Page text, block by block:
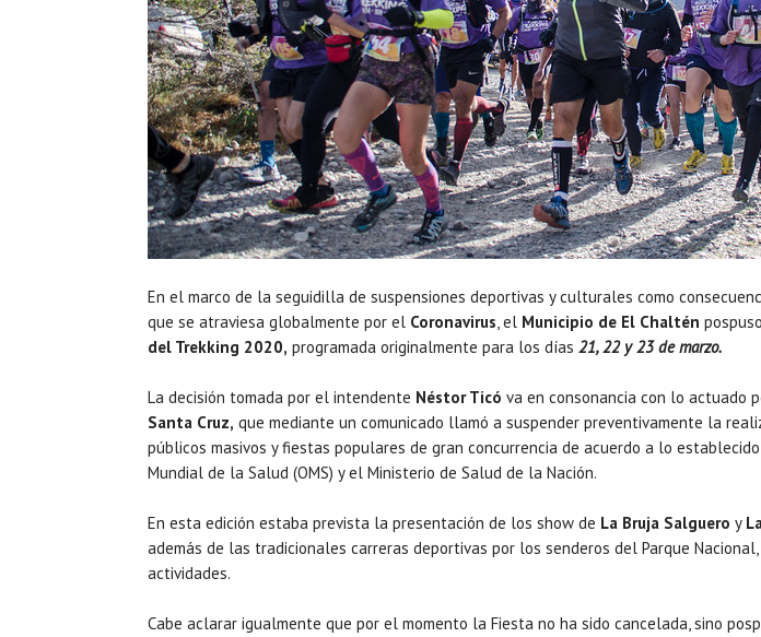
En el marco de la seguidilla de suspensiones deportivas y culturales como
que se atraviesa globalmente por el Coronavirus, el Municipio de El Chaltén
del Trekking 2020, programada originalmente para los días 21, 22 y 23 de marzo.
La decisión tomada por el intendente Néstor Ticó va en consonancia con lo actuado
Santa Cruz, que mediante un comunicado llamó a suspender preventivamente la
públicos masivos y fiestas populares de gran concurrencia de acuerdo a lo
Mundial de la Salud (OMS) y el Ministerio de Salud de la Nación.
En esta edición estaba prevista la presentación de los show de La Bruja Salguero y
además de las tradicionales carreras deportivas por los senderos del Parque
actividades.
Cabe aclarar igualmente que por el momento la Fiesta no ha sido cancelada, sino